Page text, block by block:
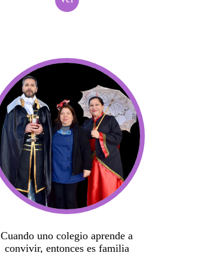
Cuando uno colegio aprende a
convivir, entonces es familia